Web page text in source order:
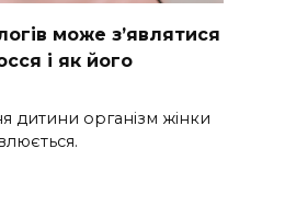
може з’являтися
і як його
дитини організм жінки